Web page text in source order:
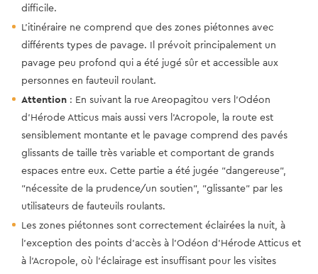
difficile.
L'itinéraire ne comprend que des zones piétonnes avec
différents types de pavage. Il prévoit principalement un
pavage peu profond qui a été jugé sûr et accessible aux
personnes en fauteuil roulant.
Attention : En suivant la rue Areopagitou vers l'Odéon
d'Hérode Atticus mais aussi vers l'Acropole, la route est
sensiblement montante et le pavage comprend des pavés
glissants de taille très variable et comportant de grands
espaces entre eux. Cette partie a été jugée "dangereuse",
"nécessite de la prudence/un soutien", "glissante" par les
utilisateurs de fauteuils roulants.
Les zones piétonnes sont correctement éclairées la nuit, à
l'exception des points d'accès à l'Odéon d'Hérode Atticus et
à l'Acropole, où l'éclairage est insuffisant pour les visites